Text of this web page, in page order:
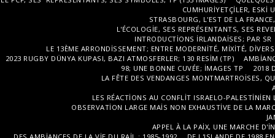
CUMHURIYETÇILER, ESKI
STRASBOURG, L'EST DE LA
L'ÉCOLOGIE, SES REPRÉSENTANTS, SES
INTRODUCTIONS IRLANDAISES; PAR SR
LE 13ÈME ARRONDISSEMENT; ENTRE MODERNITÉ, MIXITÉ,
2023 RUGBY DÜNYA KUPASI, BAZI ATMOSFERLER; 130 RESIM (TP)
98; UNE BONNE CUVÉE; IMAGES TP
2018
LA FÊTE DES VENDANGES MONTMARTROISES,
LES RÉACTIONS AU CONFLIT ISRAELO-
OBSERVATION LARGE MAIS NON EXHAUSTIVE DE LA
APPEL À LA PAIX, UNE MARCHE